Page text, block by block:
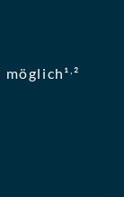
,²